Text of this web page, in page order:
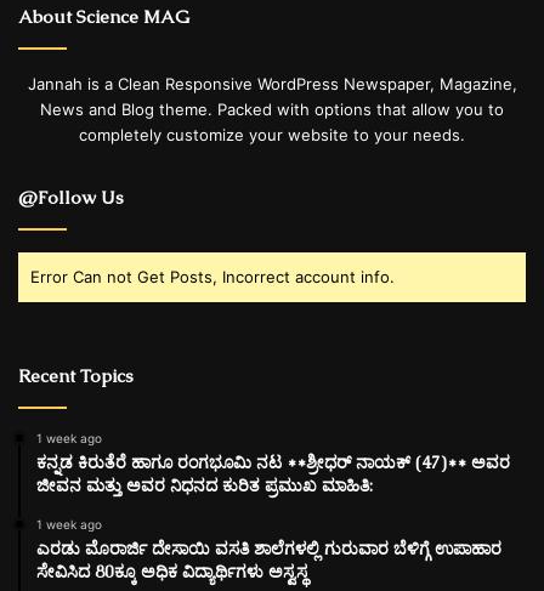
About Science MAG
Jannah is a Clean Responsive WordPress Newspaper, Magazine,
News and Blog theme. Packed with options that allow you to
completely customize your website to your needs.
@Follow Us
Error Can not Get Posts, Incorrect account info.
Recent Topics
1 week ago
ಕನ್ನಡ ಕಿರುತೆರೆ ಹಾಗೂ ರಂಗಭೂಮಿ ನಟ **ಶ್ರೀಧರ್ ನಾಯಕ್ (47)** ಅವರ
ಜೀವನ ಮತ್ತು ಅವರ ನಿಧನದ ಕುರಿತ ಪ್ರಮುಖ ಮಾಹಿತಿ:
1 week ago
ಎರಡು ಮೊರಾರ್ಜಿ ದೇಸಾಯಿ ವಸತಿ ಶಾಲೆಗಳಲ್ಲಿ ಗುರುವಾರ ಬೆಳಿಗ್ಗೆ ಉಪಾಹಾರ
ಸೇವಿಸಿದ 80ಕ್ಕೂ ಅಧಿಕ ವಿದ್ಯಾರ್ಥಿಗಳು ಅಸ್ವಸ್ಥ